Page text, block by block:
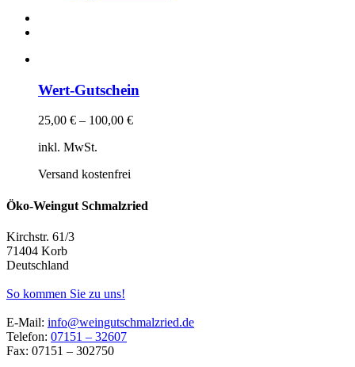
Wert-Gutschein
25,00 € – 100,00 €
inkl. MwSt.
Versand kostenfrei
Öko-Weingut Schmalzried
Kirchstr. 61/3
71404 Korb
Deutschland
So kommen Sie zu uns!
E-Mail: info@weingutschmalzried.de
Telefon: 07151 – 32607
Fax: 07151 – 302750